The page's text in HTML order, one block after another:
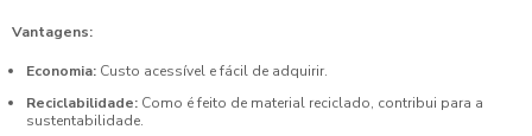
Vantagens:
Economia: Custo acessível e fácil de adquirir.
Reciclabilidade: Como é feito de material reciclado, contribui para a
sustentabilidade.